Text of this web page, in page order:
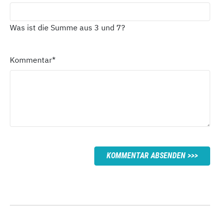
Was ist die Summe aus 3 und 7?
Kommentar*
KOMMENTAR ABSENDEN